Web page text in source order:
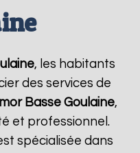
, les habitants
des services de
Basse Goulaine,
et professionnel.
spécialisée dans